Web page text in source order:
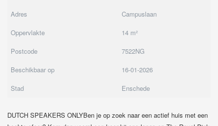
Adres
Campuslaan
Oppervlakte
14 m²
Postcode
7522NG
Beschikbaar op
16-01-2026
Stad
Enschede
DUTCH SPEAKERS ONLYBen je op zoek naar een actief huis met een